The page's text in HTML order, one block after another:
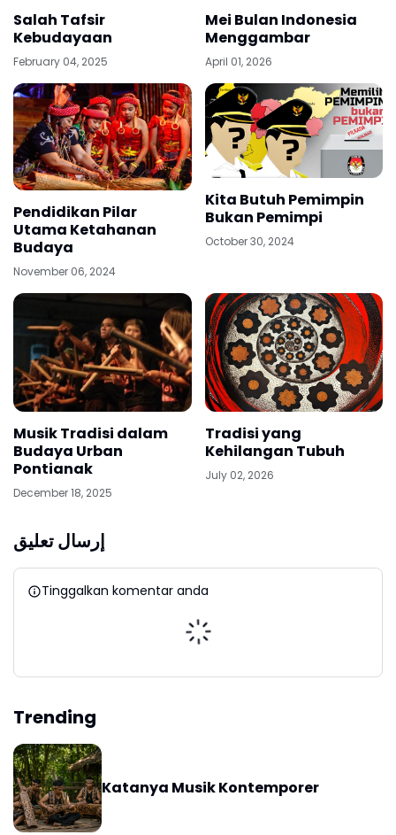
Salah Tafsir
Kebudayaan
February 04, 2025
Mei Bulan Indonesia
Menggambar
April 01, 2026
Pendidikan Pilar
Utama Ketahanan
Budaya
November 06, 2024
Kita Butuh Pemimpin
Bukan Pemimpi
October 30, 2024
Musik Tradisi dalam
Budaya Urban
Pontianak
December 18, 2025
Tradisi yang
Kehilangan Tubuh
July 02, 2026
إرسال تعليق
Tinggalkan komentar anda
Trending
Katanya Musik Kontemporer